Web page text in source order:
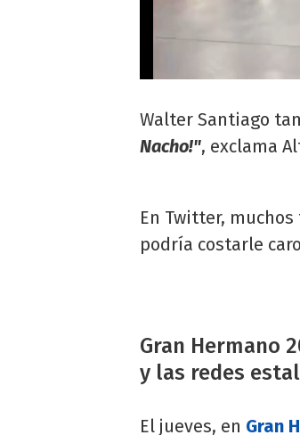
Walter Santiago
Nacho!", exclama
En Twitter,
podría costarle
Gran Hermano
y las redes
El jueves, en Gran